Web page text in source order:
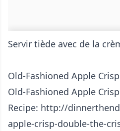
Servir tiède avec de la
Old-Fashioned Apple
Old-Fashioned Apple
Recipe: http://
apple-crisp-double-the-